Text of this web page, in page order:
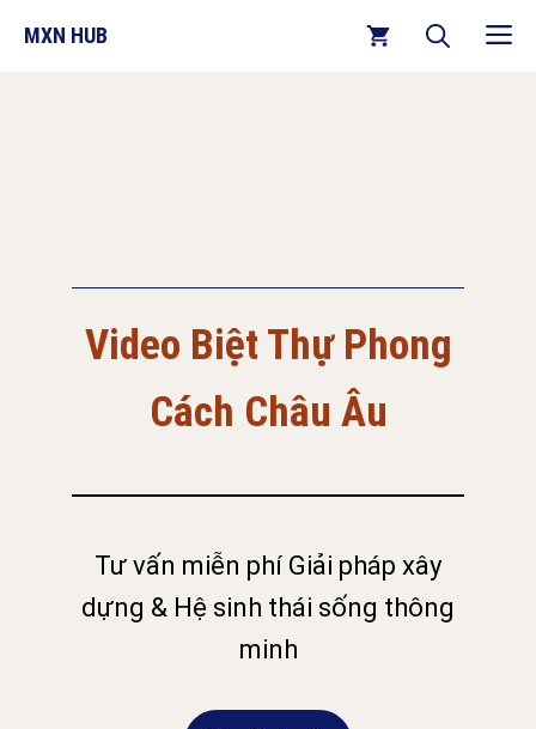
Chuyển
MXN HUB
Video Biệt Thự Phong
Cách Châu Âu
Tư vấn miễn phí Giải pháp xây
dựng & Hệ sinh thái sống thông
minh